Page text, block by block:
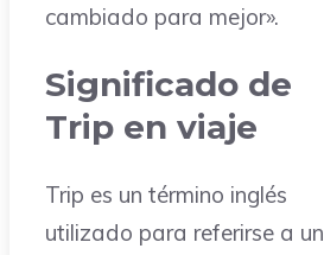
cambiado para mejor».
Significado de
Trip en viaje
Trip es un término inglés
utilizado para referirse a un